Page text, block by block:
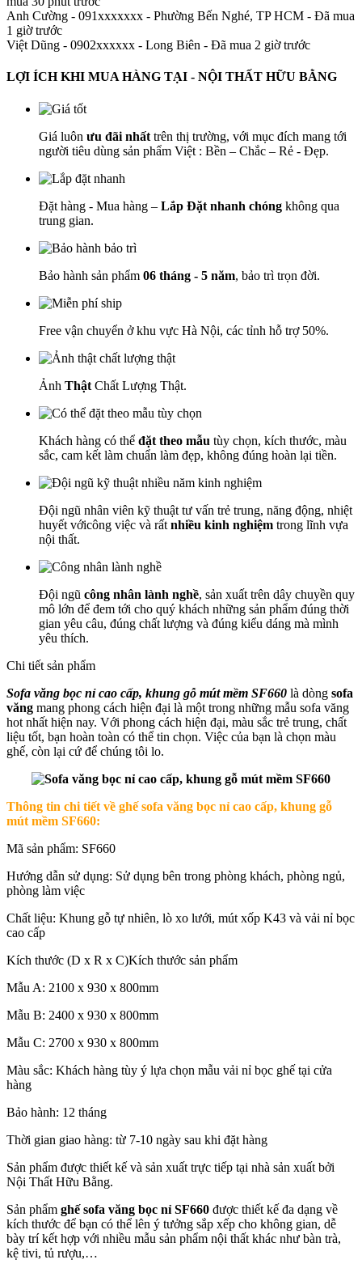
Anh Cường - 091xxxxxxx - Phường Bến Nghé, TP HCM - Đã mua
1 giờ trước
Việt Dũng - 0902xxxxxx - Long Biên - Đã mua 2 giờ trước
LỢI ÍCH KHI MUA HÀNG TẠI - NỘI THẤT HỮU BẰNG
Giá luôn ưu đãi nhất trên thị trường, với mục đích mang tới
người tiêu dùng sản phẩm Việt : Bền – Chắc – Rẻ - Đẹp.
Đặt hàng - Mua hàng – Lắp Đặt nhanh chóng không qua
trung gian.
Bảo hành sản phẩm 06 tháng - 5 năm, bảo trì trọn đời.
Free vận chuyển ở khu vực Hà Nội, các tỉnh hỗ trợ 50%.
Ảnh Thật Chất Lượng Thật.
Khách hàng có thể đặt theo mẫu tùy chọn, kích thước, màu
sắc, cam kết làm chuẩn làm đẹp, không đúng hoàn lại tiền.
Đội ngũ nhân viên kỹ thuật tư vấn trẻ trung, năng động, nhiệt
huyết vớicông việc và rất nhiều kinh nghiệm trong lĩnh vựa
nội thất.
Đội ngũ công nhân lành nghề, sản xuất trên dây chuyền quy
mô lớn để đem tới cho quý khách những sản phẩm đúng thời
gian yêu câu, đúng chất lượng và đúng kiểu dáng mà mình
yêu thích.
Chi tiết sản phẩm
Sofa văng bọc nỉ cao cấp, khung gỗ mút mềm SF660 là dòng sofa
văng mang phong cách hiện đại là một trong những mẫu sofa văng
hot nhất hiện nay. Với phong cách hiện đại, màu sắc trẻ trung, chất
liệu tốt, bạn hoàn toàn có thể tin chọn. Việc của bạn là chọn màu
ghế, còn lại cứ để chúng tôi lo.
Thông tin chi tiết về ghế sofa văng bọc nỉ cao cấp, khung gỗ
mút mềm SF660:
Mã sản phẩm: SF660
Hướng dẫn sử dụng: Sử dụng bên trong phòng khách, phòng ngủ,
phòng làm việc
Chất liệu: Khung gỗ tự nhiên, lò xo lưới, mút xốp K43 và vải nỉ bọc
cao cấp
Kích thước (D x R x C)Kích thước sản phẩm
Mẫu A: 2100 x 930 x 800mm
Mẫu B: 2400 x 930 x 800mm
Mẫu C: 2700 x 930 x 800mm
Màu sắc: Khách hàng tùy ý lựa chọn mẫu vải nỉ bọc ghế tại cửa
hàng
Bảo hành: 12 tháng
Thời gian giao hàng: từ 7-10 ngày sau khi đặt hàng
Sản phẩm được thiết kế và sản xuất trực tiếp tại nhà sản xuất bởi
Nội Thất Hữu Bằng.
Sản phẩm ghế sofa văng bọc nỉ SF660 được thiết kế đa dạng về
kích thước để bạn có thể lên ý tưởng sắp xếp cho không gian, dễ
bày trí kết hợp với nhiều mẫu sản phẩm nội thất khác như bàn trà,
kệ tivi, tủ rượu,…